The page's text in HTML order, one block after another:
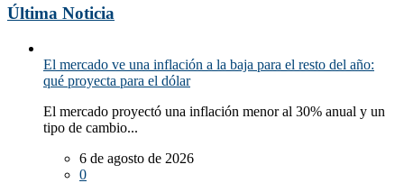
Última Noticia
El mercado ve una inflación a la baja para el resto del año:
qué proyecta para el dólar
El mercado proyectó una inflación menor al 30% anual y un
tipo de cambio...
6 de agosto de 2026
0